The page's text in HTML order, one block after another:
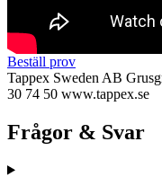
Beställ prov
Tappex Sweden AB
30 74 50 www.tappex.se
Frågor & Svar